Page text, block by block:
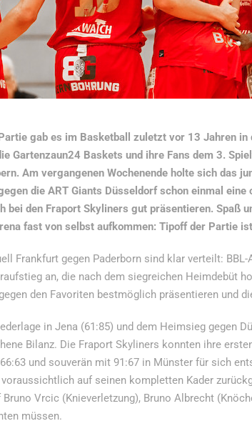
gab es im Basketball zuletzt vor 13 Jahren
Gartenzaun24 Baskets und ihre Fans dem 3.
Am vergangenen Wochenende holte sich das
die ART Giants Düsseldorf schon einmal eine
den Fraport Skyliners gut präsentieren. Spaß
fast von selbst aufkommen: Tipoff der Partie
Frankfurt gegen Paderborn sind klar verteilt:
an, die nach dem siegreichen Heimdebüt
den Favoriten bestmöglich präsentieren und
in Jena (61:85) und dem Heimsieg gegen
Bilanz. Die Fraport Skyliners konnten ihre
und souverän mit 91:67 in Münster für sich
auf seinen kompletten Kader
Vrcic (Knieverletzung), Bruno Albrecht
müssen.